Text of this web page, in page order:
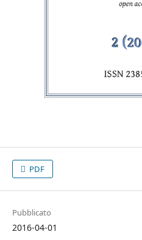
PDF
Pubblicato
2016-04-01